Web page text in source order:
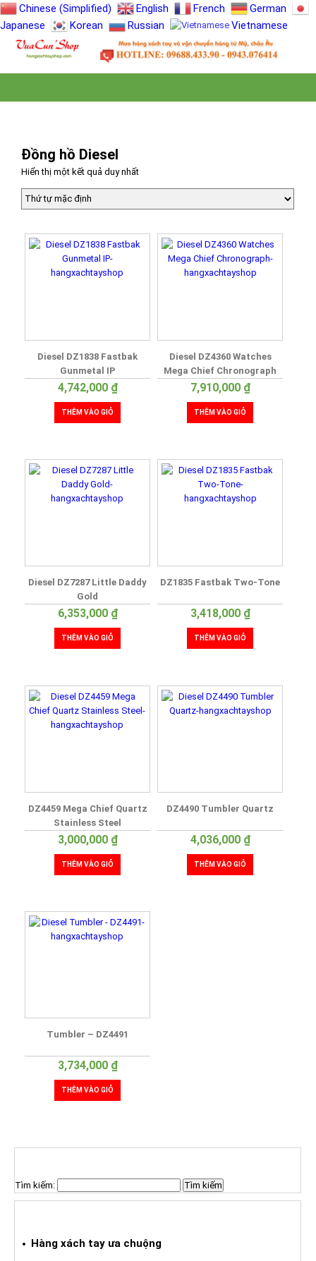
Chinese (Simplified) English French
German
Japanese
Korean Russian Vietnamese
Đồng hồ Diesel
Hiển thị một kết quả duy nhất
Diesel DZ1838 Fastbak
Gunmetal IP
4,742,000 ₫
THÊM VÀO GIỎ
Diesel DZ4360 Watches
Mega Chief Chronograph
7,910,000 ₫
THÊM VÀO GIỎ
Diesel DZ7287 Little Daddy
Gold
6,353,000 ₫
THÊM VÀO GIỎ
DZ1835 Fastbak Two-Tone
3,418,000 ₫
THÊM VÀO GIỎ
DZ4459 Mega Chief Quartz
Stainless Steel
3,000,000 ₫
THÊM VÀO GIỎ
DZ4490 Tumbler Quartz
4,036,000 ₫
THÊM VÀO GIỎ
Tumbler – DZ4491
3,734,000 ₫
THÊM VÀO GIỎ
Tìm kiếm:
Hàng xách tay ưa chuộng